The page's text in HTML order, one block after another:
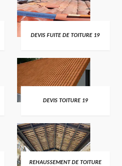
DEVIS FUITE DE TOITURE 19
DEVIS TOITURE 19
REHAUSSEMENT DE TOITURE